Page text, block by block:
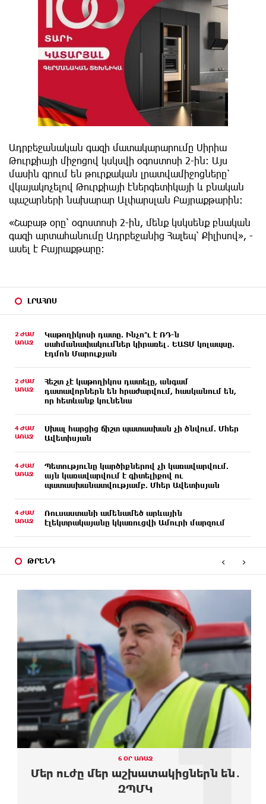
ԼՐԱՀՈՍ
2 ԺԱՄ
ԱՌԱՋ
Կաթողիկոսի դատը. Ինչո՞ւ է ՌԴ-ն
սահմանափակումներ կիրառել․ ԵԱՏՄ կոլապսը.
Էդմոն Մարուքյան
2 ԺԱՄ
ԱՌԱՋ
Հեշտ չէ կաթողիկոս դատելը, անգամ
դատավորներն են հրաժարվում, հասկանում են,
որ հետևանք կունենա
4 ԺԱՄ
ԱՌԱՋ
Սխալ հարցից ճիշտ պատասխան չի ծնվում. Մհեր
Ավետիսյան
4 ԺԱՄ
ԱՌԱՋ
Պետությունը կարծիքներով չի կառավարվում.
այն կառավարվում է գիտելիքով ու
պատասխանատվությամբ. Մհեր Ավետիսյան
4 ԺԱՄ
ԱՌԱՋ
Ռուսաստանի ամենամեծ արևային
էլեկտրակայանը կկառուցվի Ամուրի մարզում
ԱՌԱՋ
սպասվում
Գերմանիայում ցույց է անցկացվել Մերցի
կառավարության դեմ
Մոդին համաշխարհային ռեկորդ է սահմանել. 303
միլիոն դիտում՝ 24 ժամում
14 ԺԱՄ
ԱՌԱՋ
23-ամյա ուսանողի մշակած հավելվածը
հարավկորեական App Store-ում շրջանցել է
նույնիսկ Google Maps-ը
14 ԺԱՄ
ԱՌԱՋ
Ռուսաստանի տարածքում ոչնչացվել է
ուկրաինական 360 անօդաչու թռչող սարք
14 ԺԱՄ
Օգոստոսի 10-ին, 11-ին, 12-ին, 13-ին, 14-ին, 17-
ին, 18-ին և 20-ին հարյուրավոր հասցեներում
Ողբերգական դեպք՝ Երևանում․ Կիևյան կամրջի
Ադրբեջանական գազի մատակարարումը Սիրիա
Թուրքիայի միջոցով կսկսվի օգոստոսի 2-ին։ Այս
մասին գրում են թուրքական լրատվամիջոցները՝
վկայակոչելով Թուրքիայի էներգետիկայի և բնական
պաշարների նախարար Ալփարսլան Բայրաքթարին։
«Շաբաթ օրը՝ օգոստոսի 2-ին, մենք կսկսենք բնական
գազի արտահանումը Ադրբեջանից Հալեպ՝ Քիլիսով», -
ասել է Բայրաքթարը։
ԹՐԵՆԴ
6 ՕՐ ԱՌԱՋ
Մեր ուժը մեր աշխատակիցներն են․
ԶՊՄԿ
‹ ›